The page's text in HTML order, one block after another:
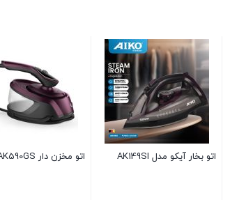
اتو بخار آیکو مدل AK149SI اتو مخزن دار AK590GS